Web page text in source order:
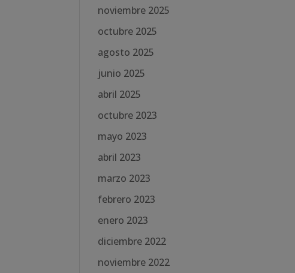
noviembre 2025
octubre 2025
agosto 2025
junio 2025
abril 2025
octubre 2023
mayo 2023
abril 2023
marzo 2023
febrero 2023
enero 2023
diciembre 2022
noviembre 2022